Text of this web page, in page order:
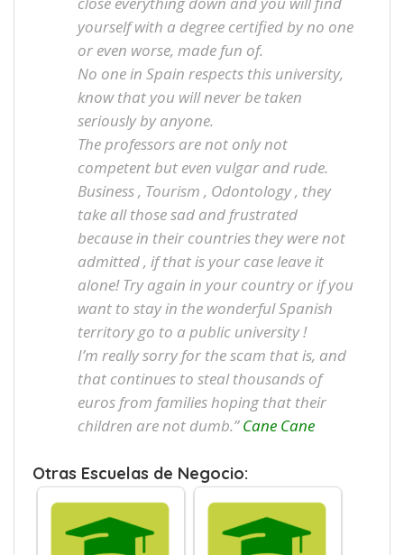
yourself with a degree certified by no one
or even worse, made fun of.
No one in Spain respects this university,
know that you will never be taken
seriously by anyone.
The professors are not only not
competent but even vulgar and rude.
Business , Tourism , Odontology , they
take all those sad and frustrated
because in their countries they were not
admitted , if that is your case leave it
alone! Try again in your country or if you
want to stay in the wonderful Spanish
territory go to a public university !
I’m really sorry for the scam that is, and
that continues to steal thousands of
euros from families hoping that their
children are not dumb.” Cane Cane
Otras Escuelas de Negocio: